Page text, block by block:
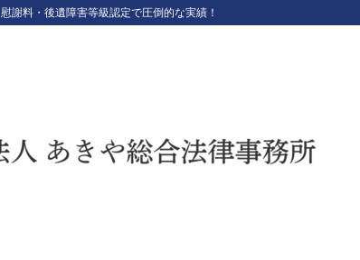
慰謝料・後遺障害等級認定で圧倒的な実績！